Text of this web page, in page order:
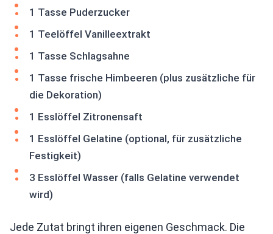
1 Tasse Puderzucker
1 Teelöffel Vanilleextrakt
1 Tasse Schlagsahne
1 Tasse frische Himbeeren (plus zusätzliche für
die Dekoration)
1 Esslöffel Zitronensaft
1 Esslöffel Gelatine (optional, für zusätzliche
Festigkeit)
3 Esslöffel Wasser (falls Gelatine verwendet
wird)
Jede Zutat bringt ihren eigenen Geschmack. Die